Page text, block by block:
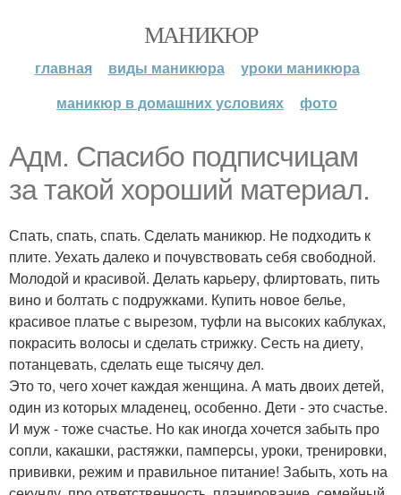
МАНИКЮР
главная виды маникюра
уроки маникюра
маникюр в домашних условиях
фото
Адм. Спасибо подписчицам
за такой хороший материал.
Спать, спать, спать. Сделать маникюр. Не подходить к
плите. Уехать далеко и почувствовать себя свободной.
Молодой и красивой. Делать карьеру, флиртовать, пить
вино и болтать с подружками. Купить новое белье,
красивое платье с вырезом, туфли на высоких каблуках,
покрасить волосы и сделать стрижку. Сесть на диету,
потанцевать, сделать еще тысячу дел.
Это то, чего хочет каждая женщина. А мать двоих детей,
один из которых младенец, особенно. Дети - это счастье.
И муж - тоже счастье. Но как иногда хочется забыть про
сопли, какашки, растяжки, памперсы, уроки, тренировки,
прививки, режим и правильное питание! Забыть, хоть на